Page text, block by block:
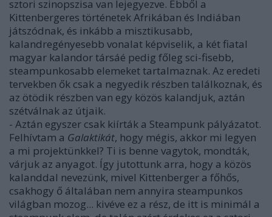
sztori szinopszisa van lejegyezve. Ebből a
Kittenbergeres történetek Afrikában és Indiában
játszódnak, és inkább a misztikusabb,
kalandregényesebb vonalat képviselik, a két fiatal
magyar kalandor társáé pedig főleg sci-fisebb,
steampunkosabb elemeket tartalmaznak. Az eredeti
tervekben ők csak a negyedik részben találkoznak, és
az ötödik részben van egy közös kalandjuk, aztán
szétválnak az útjaik.
- Aztán egyszer csak kiírták a Steampunk pályázatot.
Felhívtam a Galaktikát, hogy mégis, akkor mi legyen
a mi projektünkkel? Ti is benne vagytok, mondták,
várjuk az anyagot. Így jutottunk arra, hogy a közös
kalanddal nevezünk, mivel Kittenberger a főhős,
csakhogy ő általában nem annyira steampunkos
világban mozog... kivéve ez a rész, de itt is minimál a